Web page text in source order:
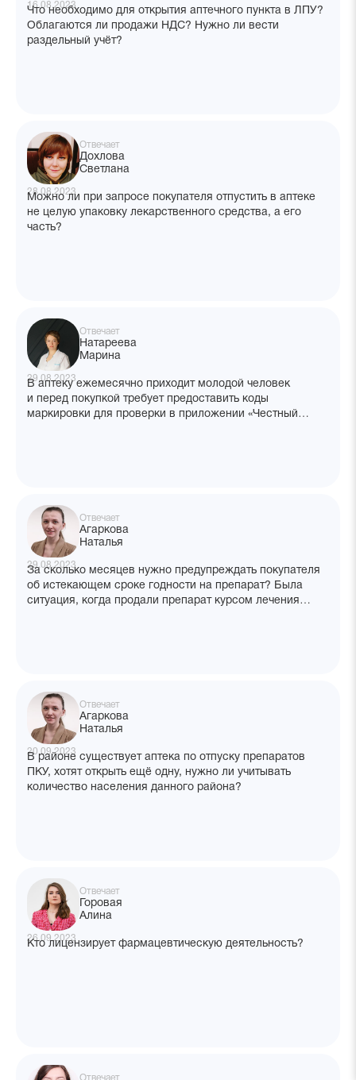
16.08.2023
Что необходимо для открытия аптечного пункта в ЛПУ?
Облагаются ли продажи НДС? Нужно ли вести
раздельный учёт?
Отвечает
Дохлова
Светлана
28.08.2023
Можно ли при запросе покупателя отпустить в аптеке
не целую упаковку лекарственного средства, а его
часть?
Отвечает
Натареева
Марина
29.08.2023
В аптеку ежемесячно приходит молодой человек
и перед покупкой требует предоставить коды
маркировки для проверки в приложении «Честный
Отвечает
Агаркова
Наталья
29.08.2023
За сколько месяцев нужно предупреждать покупателя
об истекающем сроке годности на препарат? Была
ситуация, когда продали препарат курсом лечения
Отвечает
Агаркова
Наталья
20.09.2023
В районе существует аптека по отпуску препаратов
ПКУ, хотят открыть ещё одну, нужно ли учитывать
количество населения данного района?
Отвечает
Горовая
Алина
26.09.2023
Кто лицензирует фармацевтическую деятельность?
Отвечает